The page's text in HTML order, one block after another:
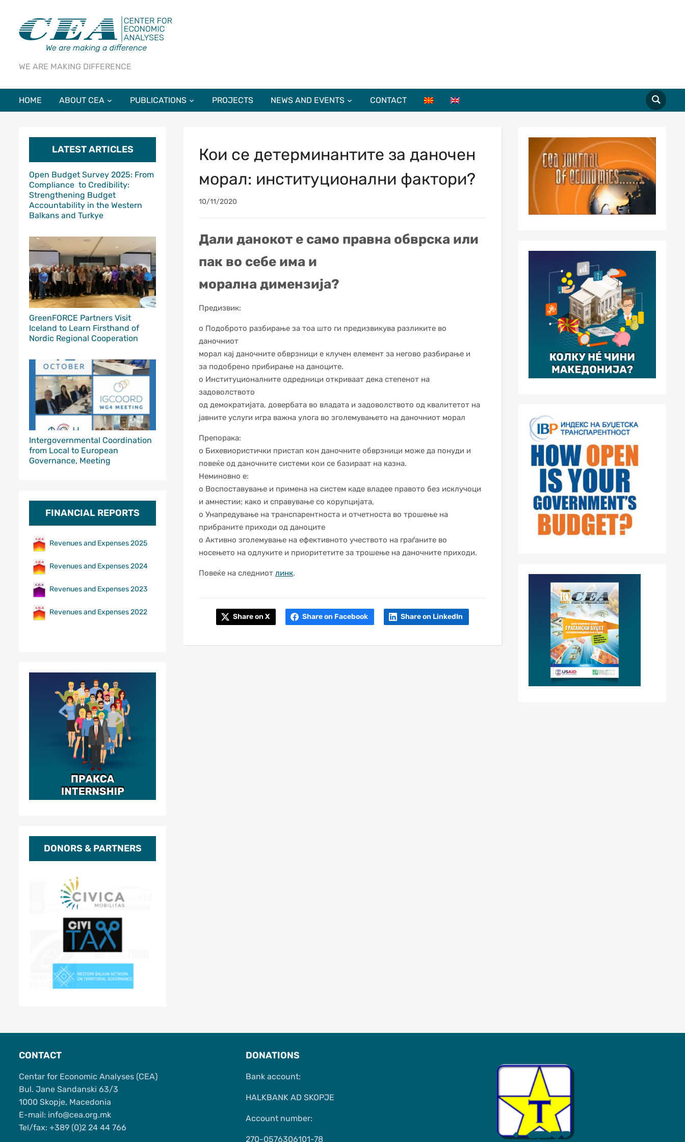
WE ARE MAKING DIFFERENCE
HOME ABOUT CEA PUBLICATIONS PROJECTS NEWS AND EVENTS CONTACT
LATEST ARTICLES
Open Budget Survey 2025: From
Compliance to Credibility:
Strengthening Budget
Accountability in the Western
Balkans and Turkye
GreenFORCE Partners Visit
Iceland to Learn Firsthand of
Nordic Regional Cooperation
Intergovernmental Coordination
from Local to European
Governance, Meeting
FINANCIAL REPORTS
Revenues and Expenses 2025
Revenues and Expenses 2024
Revenues and Expenses 2023
Revenues and Expenses 2022
DONORS & PARTNERS
Кои се детерминантите за даночен
морал: институционални фактори?
10/11/2020
Дали данокот е само правна обврска или
пак во себе има и
морална димензија?
Предизвик:
o Подоброто разбирање за тоа што ги предизвикува разликите во
даночниот
морал кај даночните обврзници е клучен елемент за негово разбирање и
за подобрено прибирање на даноците.
o Институционалните одредници откриваат дека степенот на
задоволството
од демократијата, довербата во владата и задоволството од квалитетот на
јавните услуги игра важна улога во зголемувањето на даночниот морал
Препорака:
o Бихевиористички пристап кон даночните обврзници може да понуди и
повеќе од даночните системи кои се базираат на казна.
Неминовно е:
o Воспоставување и примена на систем каде владее правото без исклучоци
и амнестии; како и справување со корупцијата,
o Унапредување на транспарентноста и отчетноста во трошење на
прибраните приходи од даноците
o Активно зголемување на ефективното учеството на граѓаните во
носењето на одлуките и приоритетите за трошење на даночните приходи.
Повеќе на следниот линк.
Share on X Share on Facebook Share on LinkedIn
CONTACT
Centar for Economic Analyses (CEA)
Bul. Jane Sandanski 63/3
1000 Skopje, Macedonia
Е-mail: info@cea.org.mk
Tel/fax: +389 (0)2 24 44 766
DONATIONS
Bank account:
HALKBANK AD SKOPJE
Account number:
270-0576306101-78